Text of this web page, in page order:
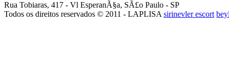
Rua Tobiaras, 417 - Vl EsperanÃ§a, SÃ£o Paulo - SP
Todos os direitos reservados © 2011 - LAPLISA sirinevler escort